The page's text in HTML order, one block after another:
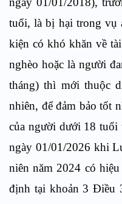
tuổi, là bị hại trong vụ
kiện có khó khăn về
nghèo hoặc là người
tháng) thì mới thuộc
nhiên, để đảm bảo tốt
của người dưới 18 tuổi
ngày 01/01/2026 khi
niên năm 2024 có
định tại khoản 3 Điều